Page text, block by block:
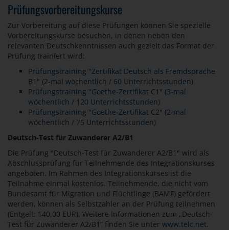
Prüfungsvorbereitungskurse
Zur Vorbereitung auf diese Prüfungen können Sie spezielle
Vorbereitungskurse besuchen, in denen neben den
relevanten Deutschkenntnissen auch gezielt das Format der
Prüfung trainiert wird:
Prüfungstraining "Zertifikat Deutsch als Fremdsprache
B1" (2-mal wöchentlich / 60 Unterrichtsstunden)
Prüfungstraining "Goethe-Zertifikat C1" (3-mal
wöchentlich / 120 Unterrichtsstunden)
Prüfungstraining "Goethe-Zertifikat C2" (2-mal
wöchentlich / 75 Unterrichtsstunden)
Deutsch-Test für Zuwanderer A2/B1
Die Prüfung "Deutsch-Test für Zuwanderer A2/B1" wird als
Abschlussprüfung für Teilnehmende des Integrationskurses
angeboten. Im Rahmen des Integrationskurses ist die
Teilnahme einmal kostenlos. Teilnehmende, die nicht vom
Bundesamt für Migration und Flüchtlinge (BAMF) gefördert
werden, können als Selbstzahler an der Prüfung teilnehmen
(Entgelt: 140,00 EUR). Weitere Informationen zum „Deutsch-
Test für Zuwanderer A2/B1“ finden Sie unter www.telc.net.